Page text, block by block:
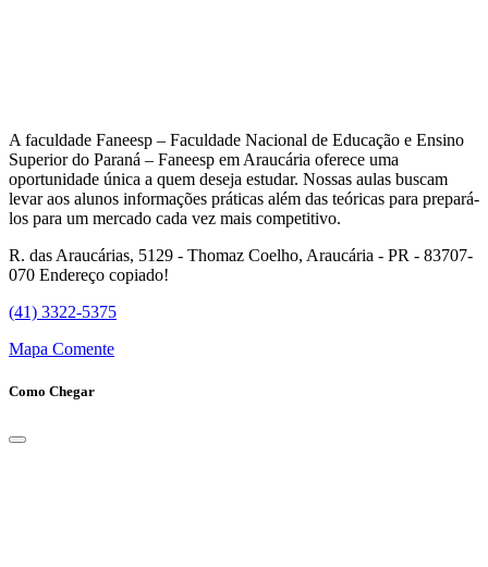
A faculdade Faneesp – Faculdade Nacional de Educação e Ensino
Superior do Paraná – Faneesp em Araucária oferece uma
oportunidade única a quem deseja estudar. Nossas aulas buscam
levar aos alunos informações práticas além das teóricas para prepará-
los para um mercado cada vez mais competitivo.
R. das Araucárias, 5129 - Thomaz Coelho, Araucária - PR - 83707-
070 Endereço copiado!
(41) 3322-5375
Mapa Comente
Como Chegar